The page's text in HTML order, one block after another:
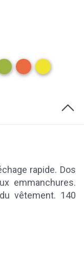
rapide. Dos
emmanchures.
vêtement. 140